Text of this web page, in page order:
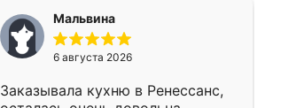
Мальвина
6 августа 2026
Заказывала кухню в Ренессанс,